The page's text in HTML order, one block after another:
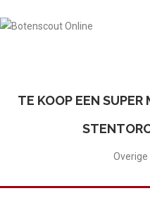
Plaats Advertentie
TE KOOP EEN SUPER